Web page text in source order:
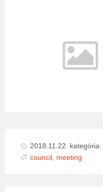
2018.11.22. kategória:
council meeting